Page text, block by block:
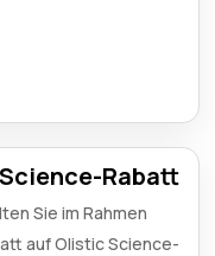
Rabatt
Sie im Rahmen
auf Olistic Science-